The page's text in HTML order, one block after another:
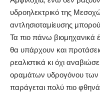
υδροηλεκτρικό της
αντλησιοταμίευσης
Τα πιο πάνω
θα υπάρχουν και
ρεαλιστικά κι όχι
οραμάτων υδρογόνου
παράγεται πολύ πιο